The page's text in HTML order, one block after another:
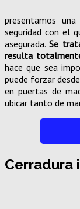
presentamos
seguridad con el
asegurada.Se
resulta
hace que sea
puede forzar
en puertas de
ubicar tanto de
Cerradura